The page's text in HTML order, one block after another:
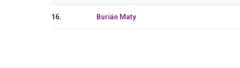
16. Burián Maty